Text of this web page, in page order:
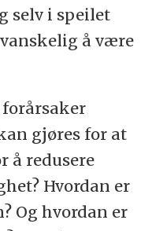
selv i speilet
å være
gjøres for at
å redusere
Hvordan er
Og hvordan er